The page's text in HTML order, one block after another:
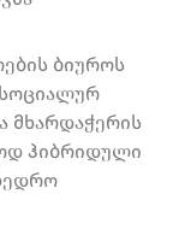
ბიუროს
სოციალურ
მხარდაჭერის
ჰიბრიდული